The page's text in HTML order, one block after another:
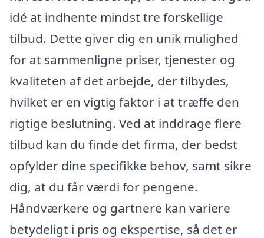
idé at indhente mindst tre forskellige
tilbud. Dette giver dig en unik mulighed
for at sammenligne priser, tjenester og
kvaliteten af det arbejde, der tilbydes,
hvilket er en vigtig faktor i at træffe den
rigtige beslutning. Ved at inddrage flere
tilbud kan du finde det firma, der bedst
opfylder dine specifikke behov, samt sikre
dig, at du får værdi for pengene.
Håndværkere og gartnere kan variere
betydeligt i pris og ekspertise, så det er